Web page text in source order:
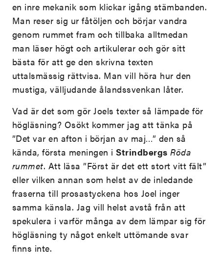
en inre mekanik som klickar igång stämbanden.
Man reser sig ur fåtöljen och börjar vandra
genom rummet fram och tillbaka alltmedan
man läser högt och artikulerar och gör sitt
bästa för att ge den skrivna texten
uttalsmässig rättvisa. Man vill höra hur den
mustiga, välljudande ålandssvenkan låter.
Vad är det som gör Joels texter så lämpade för
högläsning? Osökt kommer jag att tänka på
”Det var en afton i början av maj…” den så
kända, första meningen iStrindbergs Röda
rummet. Att läsa ”Först är det ett stort vitt fält”
eller vilken annan som helst av de inledande
fraserna till prosastyckena hos Joel inger
samma känsla. Jag vill helst avstå från att
spekulera i varför många av dem lämpar sig för
högläsning ty något enkelt uttömande svar
finns inte.